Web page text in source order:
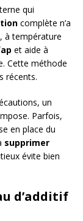
qui
complète n’a
à température
et aide à
Cette méthode
récents.
un
Parfois,
en place du
supprimer
évite bien
d’additif